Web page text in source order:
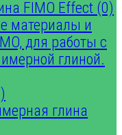
FIMO Effect (0)
материалы и
для работы с
глиной.
глина